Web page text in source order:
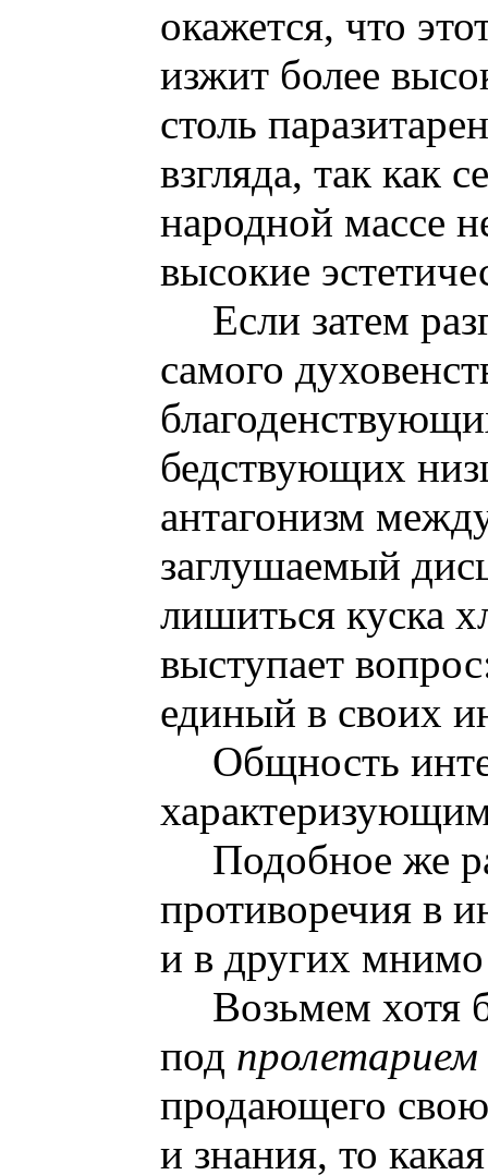
окажется, что
изжит более
столь
взгляда, так как
народной массе
высокие
Если затем
самого
бедствующих
антагонизм
заглушаемый
лишиться куска
выступает
единый в своих
Общность
Подобное же
противоречия в
и в других
Возьмем хотя
под пролетарием
продающего
и знания, то